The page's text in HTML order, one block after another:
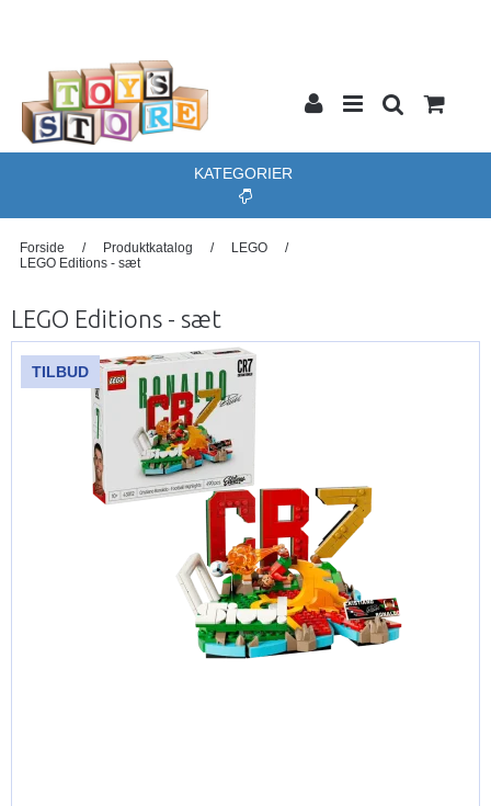
KATEGORIER
Forside / Produktkatalog / LEGO
/
LEGO Editions - sæt
LEGO Editions - sæt
TILBUD